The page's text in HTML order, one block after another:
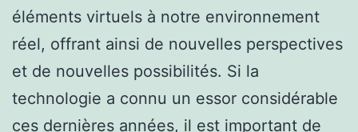
éléments virtuels à notre environnement
réel, offrant ainsi de nouvelles perspectives
et de nouvelles possibilités. Si la
technologie a connu un essor considérable
ces dernières années, il est important de